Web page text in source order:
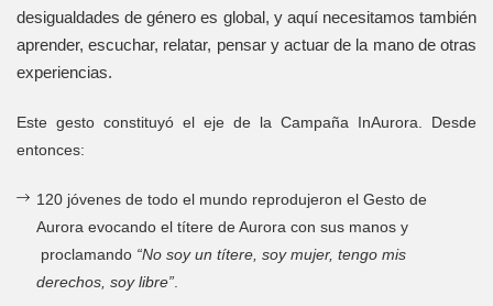
desigualdades de género es global, y aquí necesitamos también
aprender, escuchar, relatar, pensar y actuar de la mano de otras
experiencias.
Este gesto constituyó el eje de la Campaña InAurora. Desde
entonces:
120 jóvenes de todo el mundo reprodujeron el Gesto de
Aurora evocando el títere de Aurora con sus manos y
proclamando “No soy un títere, soy mujer, tengo mis
derechos, soy libre”